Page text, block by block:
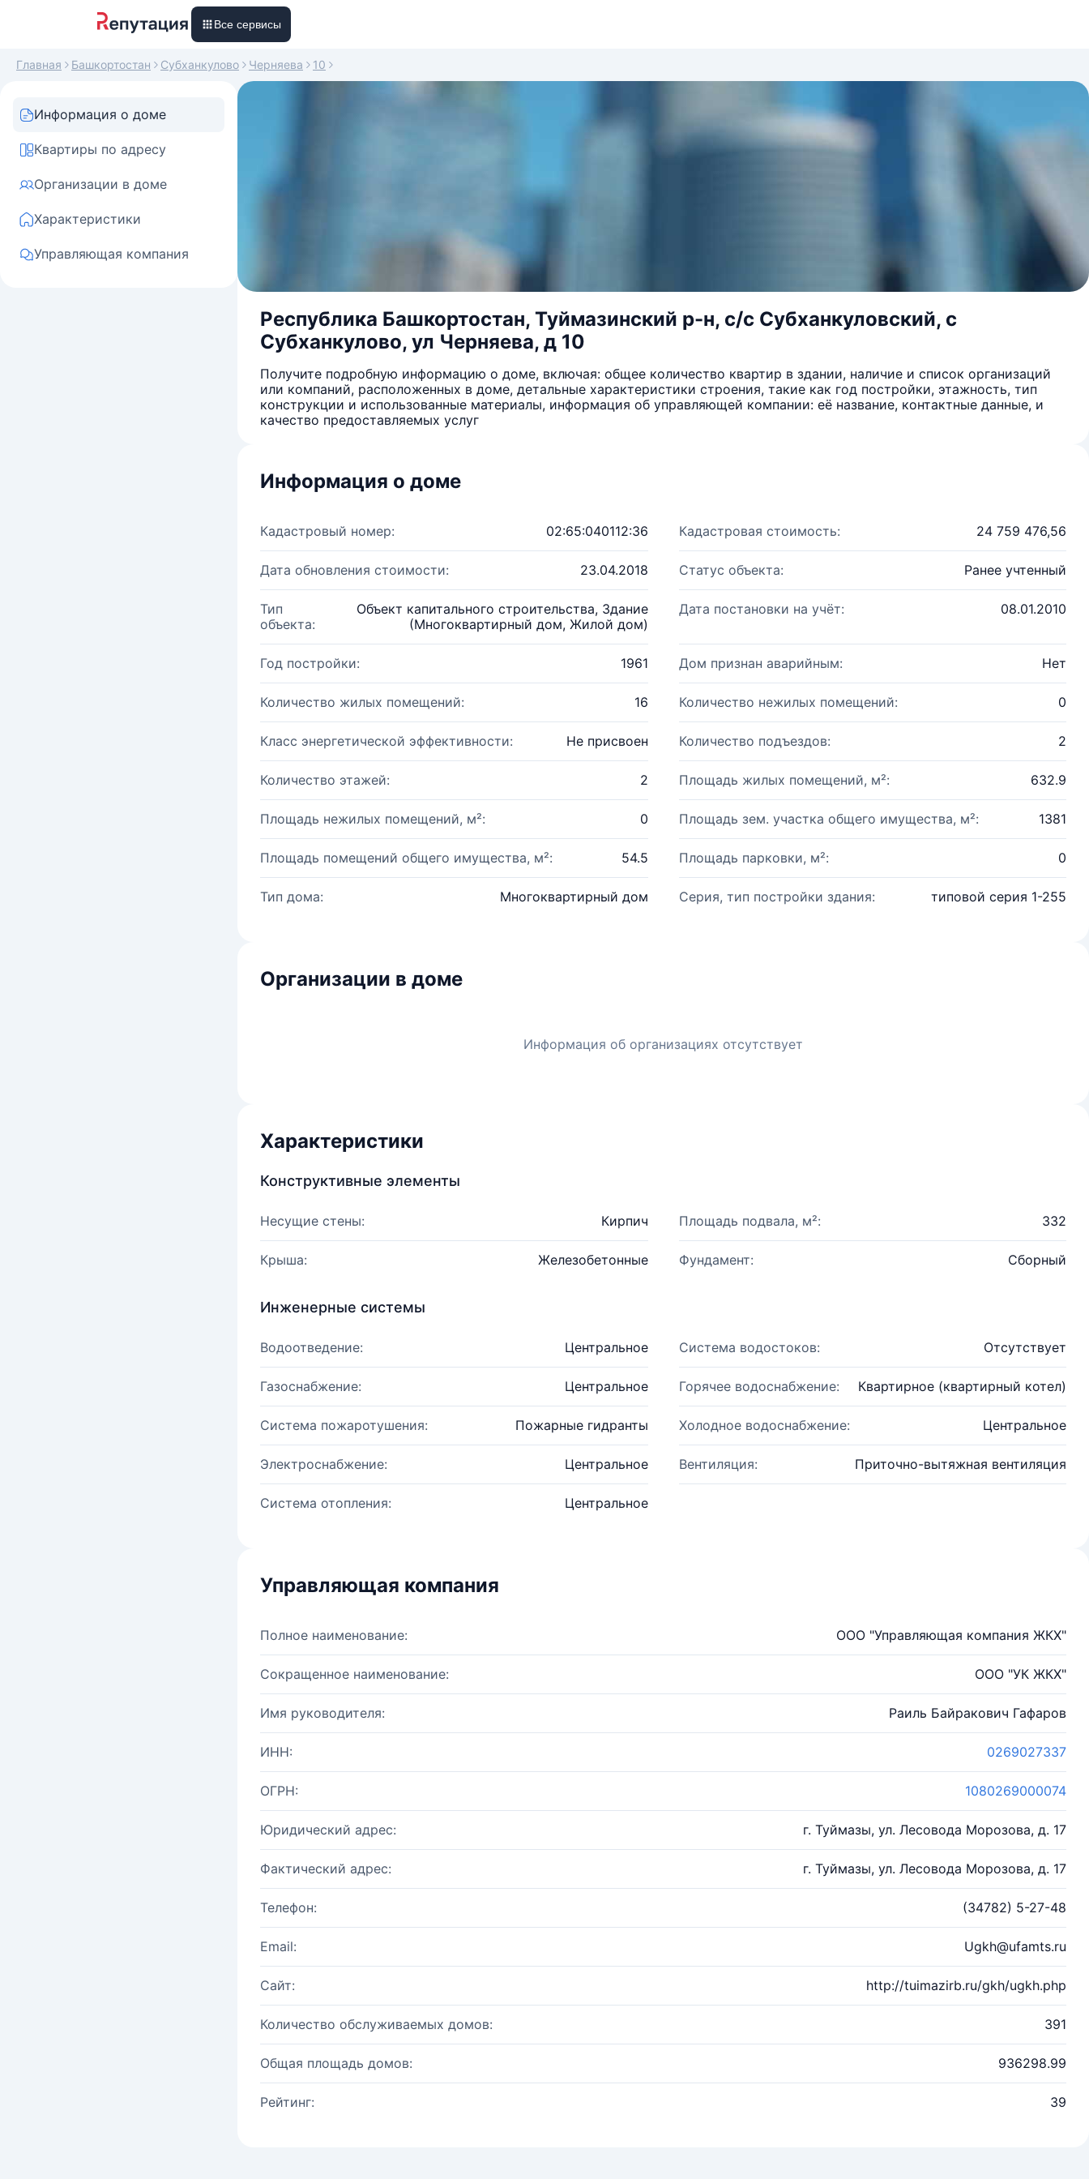
Все сервисы
Главная Башкортостан Субханкулово Черняева 10
Информация о доме
Квартиры по адресу
Организации в доме
Характеристики
Управляющая компания
Республика Башкортостан, Туймазинский р-н, c/c Субханкуловский, с
Субханкулово, ул Черняева, д 10
Получите подробную информацию о доме, включая: общее количество квартир в здании, наличие и список организаций
или компаний, расположенных в доме, детальные характеристики строения, такие как год постройки, этажность, тип
конструкции и использованные материалы, информация об управляющей компании: её название, контактные данные, и
качество предоставляемых услуг
Информация о доме
Кадастровый номер: 02:65:040112:36 Кадастровая стоимость: 24 759 476,56
Дата обновления стоимости: 23.04.2018 Статус объекта: Ранее учтенный
Тип
объекта:
Объект капитального строительства, Здание
(Многоквартирный дом, Жилой дом)
Дата постановки на учёт: 08.01.2010
Год постройки: 1961 Дом признан аварийным: Нет
Количество жилых помещений: 16 Количество нежилых помещений: 0
Класс энергетической эффективности: Не присвоен Количество подъездов: 2
Количество этажей: 2 Площадь жилых помещений, м²: 632.9
Площадь нежилых помещений, м²: 0 Площадь зем. участка общего имущества, м²: 1381
Площадь помещений общего имущества, м²: 54.5 Площадь парковки, м²: 0
Тип дома: Многоквартирный дом Серия, тип постройки здания: типовой серия 1-255
Организации в доме
Информация об организациях отсутствует
Характеристики
Конструктивные элементы
Несущие стены: Кирпич Площадь подвала, м²: 332
Крыша: Железобетонные Фундамент: Сборный
Инженерные системы
Водоотведение: Центральное Система водостоков: Отсутствует
Газоснабжение: Центральное Горячее водоснабжение: Квартирное (квартирный котел)
Система пожаротушения: Пожарные гидранты Холодное водоснабжение: Центральное
Электроснабжение: Центральное Вентиляция: Приточно-вытяжная вентиляция
Система отопления: Центральное
Управляющая компания
Полное наименование: ООО "Управляющая компания ЖКХ"
Сокращенное наименование: ООО "УК ЖКХ"
Имя руководителя: Раиль Байракович Гафаров
ИНН: 0269027337
ОГРН: 1080269000074
Юридический адрес: г. Туймазы, ул. Лесовода Морозова, д. 17
Фактический адрес: г. Туймазы, ул. Лесовода Морозова, д. 17
Телефон: (34782) 5-27-48
Email: Ugkh@ufamts.ru
Сайт: http://tuimazirb.ru/gkh/ugkh.php
Количество обслуживаемых домов: 391
Общая площадь домов: 936298.99
Рейтинг: 39